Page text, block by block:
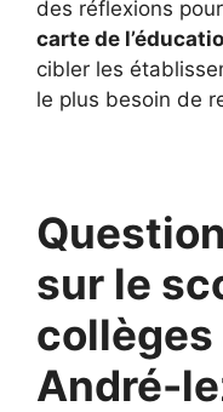
des réflexions
carte de
cibler les
le plus besoin de
sur le
collèges
André-